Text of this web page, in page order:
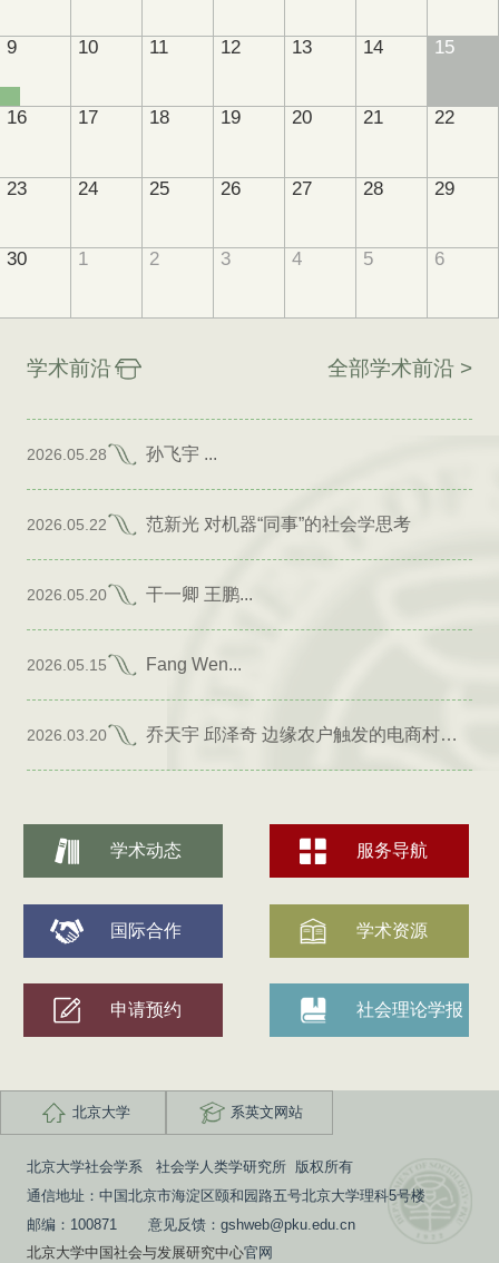
9 10 11 12 13 14 15
16 17 18 19 20 21 22
23 24 25 26 27 28 29
30 1 2 3 4 5 6
学术前沿 全部学术前沿 >
2026.05.28 孙飞宇 ...
2026.05.22 范新光 对机器“同事”的社会学思考
2026.05.20 干一卿 王鹏...
2026.05.15 Fang Wen...
2026.03.20 乔天宇 邱泽奇 边缘农户触发的电商村形成
学术动态 服务导航
国际合作 学术资源
申请预约 社会理论学报
北京大学 系英文网站
北京大学社会学系 社会学人类学研究所 版权所有
通信地址：中国北京市海淀区颐和园路五号北京大学理科5号楼
邮编：100871 意见反馈：gshweb@pku.edu.cn
北京大学中国社会与发展研究中心官网